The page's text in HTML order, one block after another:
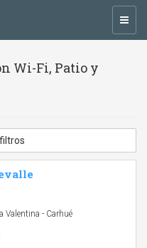
Wi-Fi, Patio y
Valentina - Carhué